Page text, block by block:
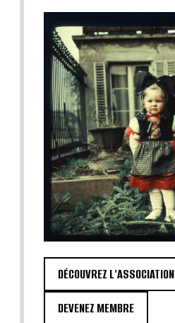
DÉCOUVREZ L'ASSOCIATION
DEVENEZ MEMBRE